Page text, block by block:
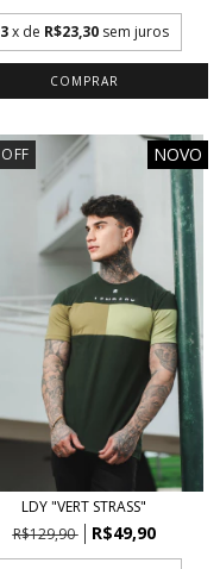
3 x de R$23,30 sem juros
COMPRAR
OFF NOVO
LDY "VERT STRASS"
R$129,90
R$49,90